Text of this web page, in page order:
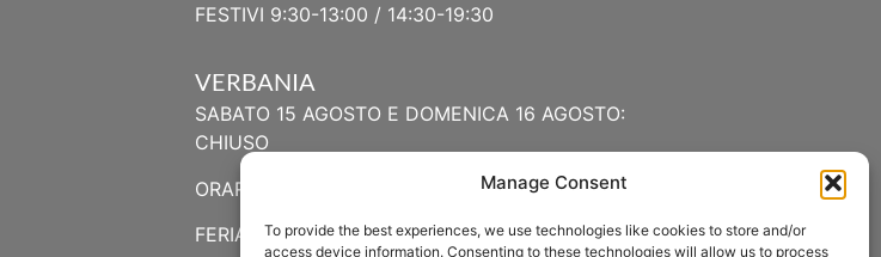
Manage Consent
To provide the best experiences, we use technologies like cookies to store and/or
access device information. Consenting to these technologies will allow us to process
FESTIVI 9:30-13:00 / 14:30-19:30
VERBANIA
SABATO 15 AGOSTO E DOMENICA 16 AGOSTO:
CHIUSO
ORARIO ESTIVO LUGLIO E AGOSTO
FERIALI 8:30-13:00 / 15:00-19:00